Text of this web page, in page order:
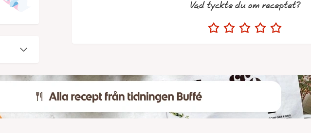
Vad tyckte du om receptet?